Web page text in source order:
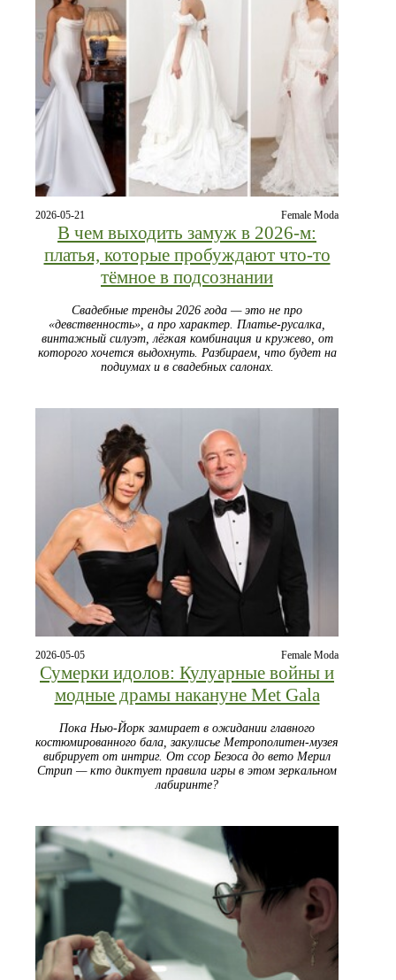
2026-05-21 Female Moda
В чем выходить замуж в 2026-м:
платья, которые пробуждают что-то
тёмное в подсознании
Свадебные тренды 2026 года — это не про
«девственность», а про характер. Платье-русалка,
винтажный силуэт, лёгкая комбинация и кружево, от
которого хочется выдохнуть. Разбираем, что будет на
подиумах и в свадебных салонах.
2026-05-05 Female Moda
Сумерки идолов: Кулуарные войны и
модные драмы накануне Met Gala
Пока Нью-Йорк замирает в ожидании главного
костюмированного бала, закулисье Метрополитен-музея
вибрирует от интриг. От ссор Безоса до вето Мерил
Стрип — кто диктует правила игры в этом зеркальном
лабиринте?